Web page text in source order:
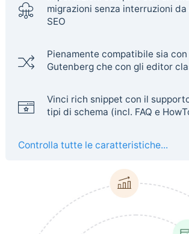
migrazioni senza interruzioni
SEO
Pienamente compatibile sia
Gutenberg che con gli editor
Vinci rich snippet con il
tipi di schema (incl. FAQ e
Controlla tutte le caratteristiche...